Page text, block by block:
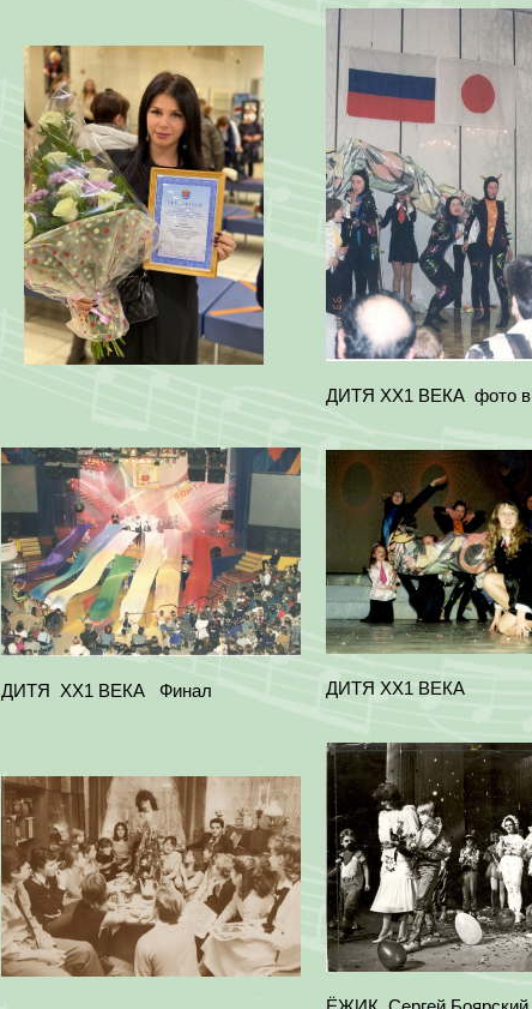
ДИТЯ ХХ1 ВЕКА фото в
ДИТЯ ХХ1 ВЕКА Финал ДИТЯ ХХ1 ВЕКА